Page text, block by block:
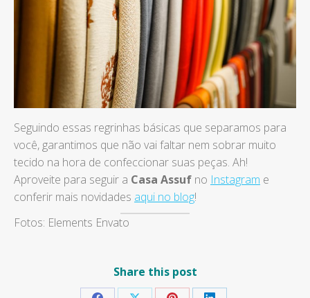
Seguindo essas regrinhas básicas que separamos para
você, garantimos que não vai faltar nem sobrar muito
tecido na hora de confeccionar suas peças. Ah!
Aproveite para seguir a Casa Assuf no Instagram e
conferir mais novidades aqui no blog!
Fotos: Elements Envato
Share this post